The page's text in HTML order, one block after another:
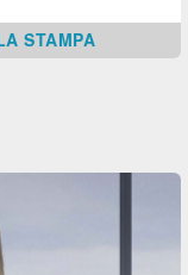
STAMPA